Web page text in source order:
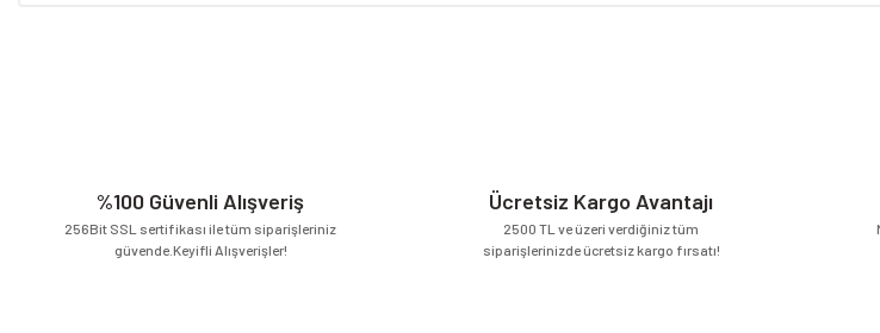
Bu ürüne benzer farklı alternatifler olmalı.
%100 Güvenli Alışveriş
256Bit SSL sertifikası ile tüm siparişleriniz
güvende.Keyifli Alışverişler!
Ücretsiz Kargo Avantajı
2500 TL ve üzeri verdiğiniz tüm
siparişlerinizde ücretsiz kargo fırsatı!